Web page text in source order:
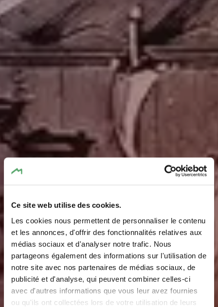
Ce site web utilise des cookies.
Les cookies nous permettent de personnaliser le contenu
et les annonces, d'offrir des fonctionnalités relatives aux
médias sociaux et d'analyser notre trafic. Nous
partageons également des informations sur l'utilisation de
notre site avec nos partenaires de médias sociaux, de
publicité et d'analyse, qui peuvent combiner celles-ci
avec d'autres informations que vous leur avez fournies
ou qu'ils ont collectées lors de votre utilisation de leurs
Museum Tudor
Wo? 9, Rue Henri Tudor, L-6582 Rosport